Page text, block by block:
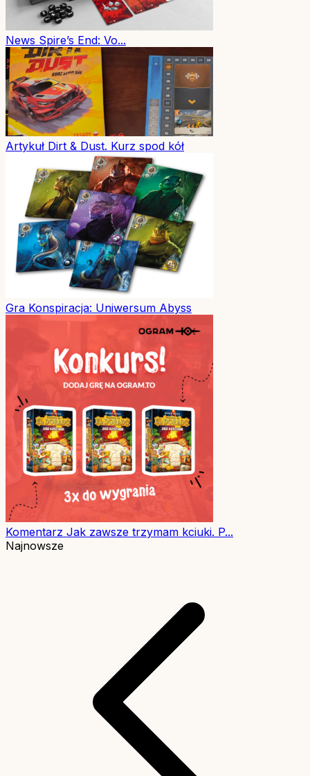
News Spire’s End: Vo...
Artykuł Dirt & Dust. Kurz spod kół
Gra Konspiracja: Uniwersum Abyss
Komentarz Jak zawsze trzymam kciuki. P...
Najnowsze